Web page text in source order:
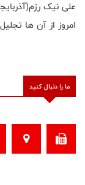
علی نیک
امروز از آن ها
ما را دنبال کنید